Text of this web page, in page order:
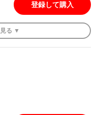
登録して購入
見る ▼